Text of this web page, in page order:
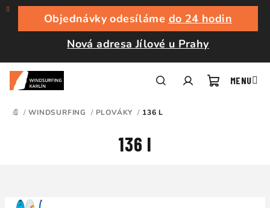
Přejít
obsah
Objednávky odesíláme do 24 hodin
Nová adresa Jílové u Prahy
DOMŮ
/ WINDSURFING / PLOVÁKY / 136 L
136 l